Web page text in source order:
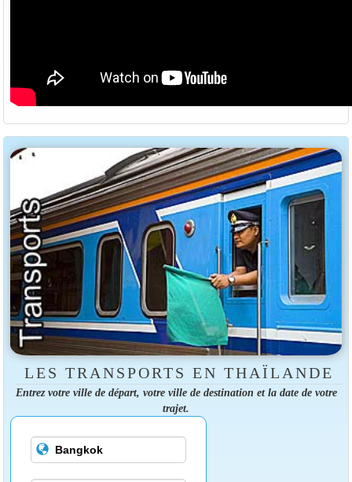
LES TRANSPORTS EN THAÏLANDE
Entrez votre ville de départ, votre ville de destination et la date de votre
trajet.